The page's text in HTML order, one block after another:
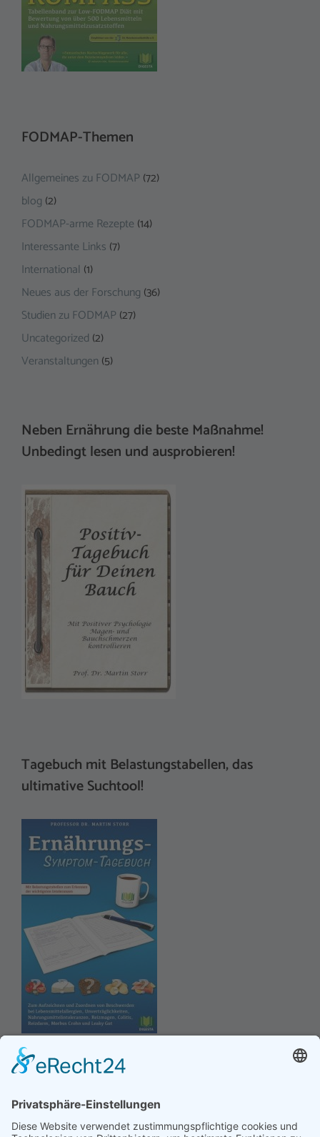
FODMAP-Themen
Allgemeines zu FODMAP (72)
blog (2)
FODMAP-arme Rezepte (14)
Interessante Links (7)
International (1)
Neues aus der Forschung (36)
Studien zu FODMAP (27)
Uncategorized (2)
Veranstaltungen (5)
Neben Ernährung die beste Maßnahme!
Unbedingt lesen und ausprobieren!
Tagebuch mit Belastungstabellen, das
ultimative Suchtool!
Hinweis an unsere Leser: Wir erstellen für Sie
Informationsseiten. Die Informationen enthalten Affiliate
links zu Amazon, in diesem Zusammenhang erhalten wir